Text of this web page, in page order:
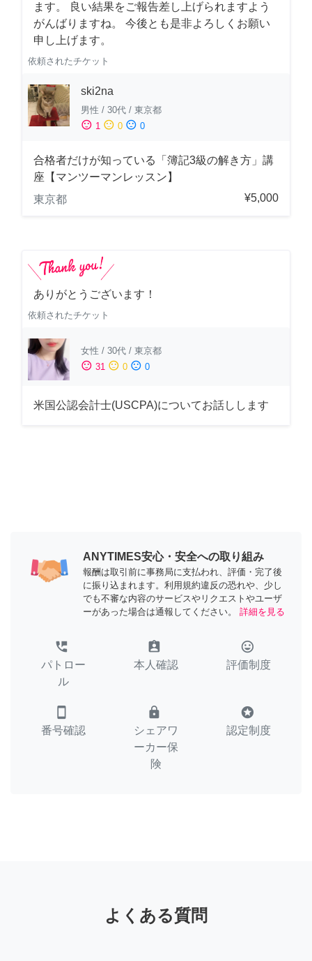
ます。 良い結果をご報告差し上げられますよう
がんばりますね。 今後とも是非よろしくお願い
申し上げます。
依頼されたチケット
ski2na
男性 / 30代 / 東京都
sentiment_satisfied 1 sentiment_neutral 0 sentiment_dissatisfied 0
合格者だけが知っている「簿記3級の解き方」講
座【マンツーマンレッスン】
東京都
¥5,000
ありがとうございます！
依頼されたチケット
女性 / 30代 / 東京都
sentiment_satisfied 31 sentiment_neutral 0 sentiment_dissatisfied 0
米国公認会計士(USCPA)についてお話しします
ANYTIMES安心・安全への取り組み
報酬は取引前に事務局に支払われ、評価・完了後
に振り込まれます。利用規約違反の恐れや、少し
でも不審な内容のサービスやリクエストやユーザ
ーがあった場合は通報してください。
詳細を見る
perm_phone_msg
パトロー
ル
assignment_ind
本人確認
tag_faces
評価制度
smartphone
番号確認
lock
シェアワ
ーカー保
険
stars
認定制度
よくある質問